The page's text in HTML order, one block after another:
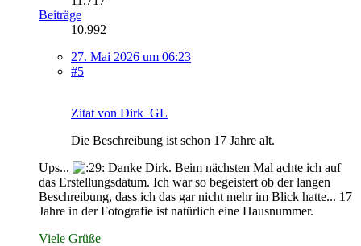
Beiträge
10.992
27. Mai 2026 um 06:23
#5
Zitat von Dirk_GL
Die Beschreibung ist schon 17 Jahre alt.
Ups...
Danke Dirk. Beim nächsten Mal achte ich auf
das Erstellungsdatum. Ich war so begeistert ob der langen
Beschreibung, dass ich das gar nicht mehr im Blick hatte... 17
Jahre in der Fotografie ist natürlich eine Hausnummer.
Viele Grüße